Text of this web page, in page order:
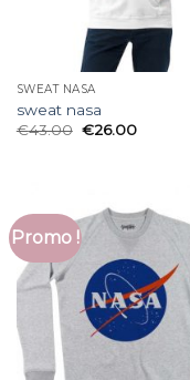
SWEAT NASA
sweat nasa
€43.00 €26.00
Promo !